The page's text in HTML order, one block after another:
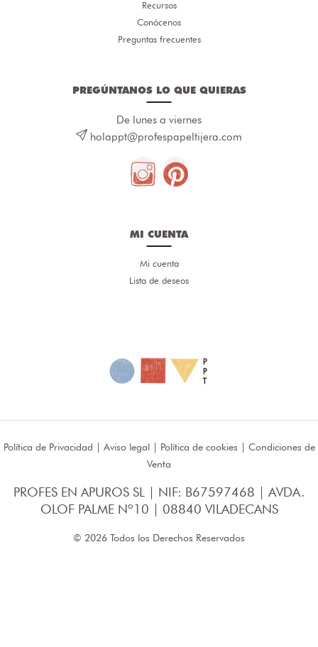
Recursos
Conócenos
Preguntas frecuentes
PREGÚNTANOS LO QUE QUIERAS
De lunes a viernes
holappt@profespapeltijera.com
MI CUENTA
Mi cuenta
Lista de deseos
Política de Privacidad | Aviso legal| Política de cookies | Condiciones de
Venta
PROFES EN APUROS SL | NIF: B67597468 | AVDA.
OLOF PALME Nº10 | 08840 VILADECANS
© 2026 Todos los Derechos Reservados